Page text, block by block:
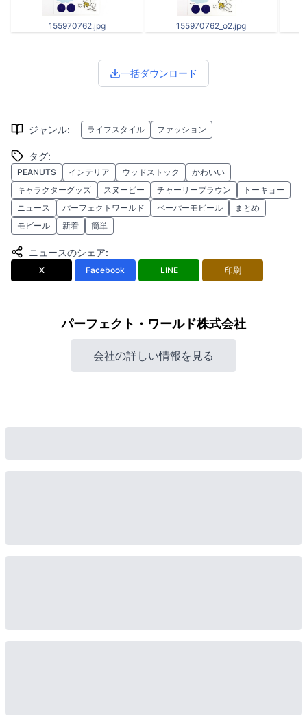
155970762.jpg 155970762_o2.jpg
一括ダウンロード
ジャンル: ライフスタイル ファッション
タグ:
PEANUTS インテリア ウッドストック
かわいい
キャラクターグッズ
スヌーピー チャーリーブラウン
トーキョー
ニュース
パーフェクトワールド ペーパーモビール
まとめ
モビール
新着 簡単
ニュースのシェア:
X Facebook LINE 印刷
パーフェクト・ワールド株式会社
会社の詳しい情報を見る